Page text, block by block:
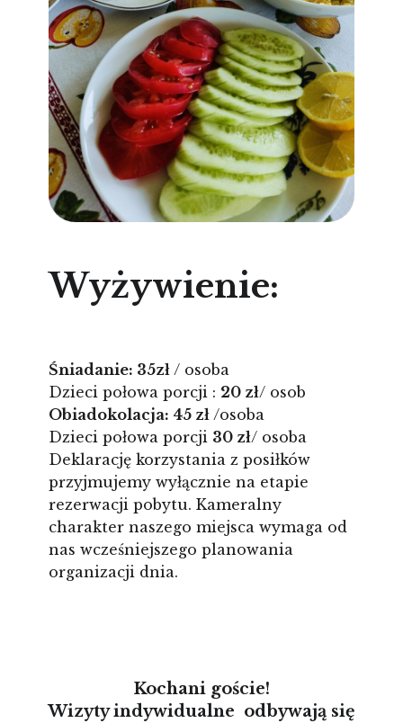
Wyżywienie:
Śniadanie: 35zł / osoba
Dzieci połowa porcji : 20 zł/ osob
Obiadokolacja: 45 zł /osoba
Dzieci połowa porcji 30 zł/ osoba
Deklarację korzystania z posiłków
przyjmujemy wyłącznie na etapie
rezerwacji pobytu. Kameralny
charakter naszego miejsca wymaga od
nas wcześniejszego planowania
organizacji dnia.
Kochani goście!
Wizyty indywidualne odbywają się